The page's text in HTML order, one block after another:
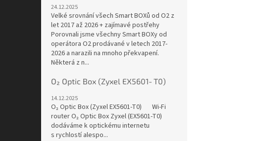
24.12.2025
Velké srovnání všech Smart BOXů od O2 z
let 2017 až 2026 + zajímavé postřehy
Porovnali jsme všechny Smart BOXy od
operátora O2 prodávané v letech 2017-
2026 a narazili na mnoho překvapení.
Některá z n...
O₂ Optic Box (Zyxel EX5601‑T0)
14.12.2025
O₂ Optic Box (Zyxel EX5601‑T0) Wi-Fi
router O₂ Optic Box Zyxel (EX5601-T0)
dodáváme k optickému internetu
s rychlostí alespo...